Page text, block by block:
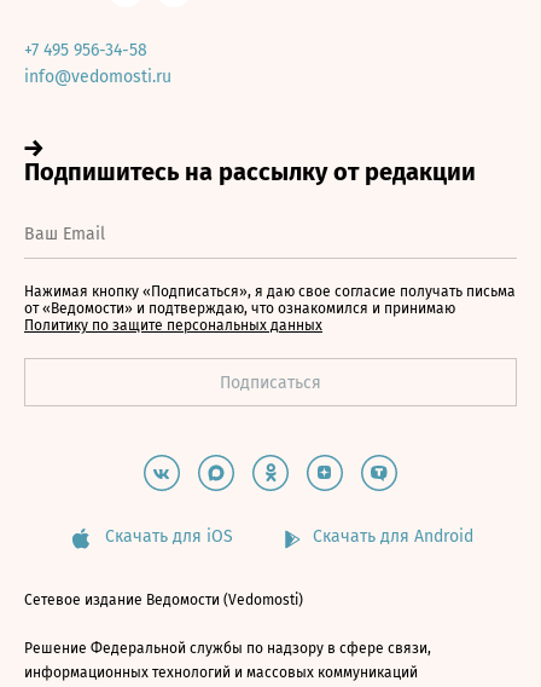
+7 495 956-34-58
info@vedomosti.ru
Нажимая кнопку «Подписаться», я даю свое согласие получать письма
от «Ведомости» и подтверждаю, что ознакомился и принимаю
Политику по защите персональных данных
Скачать для iOS Скачать для Android
Сетевое издание Ведомости (Vedomosti)
Решение Федеральной службы по надзору в сфере связи,
информационных технологий и массовых коммуникаций